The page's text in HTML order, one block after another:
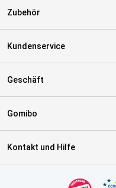
Zubehör
Kundenservice
Geschäft
Gomibo
Kontakt und Hilfe